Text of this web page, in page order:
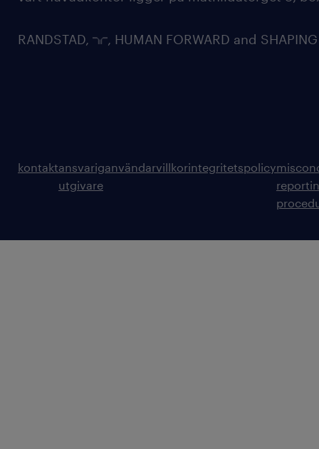
RANDSTAD, , HUMAN FORWARD and
kontaktansvarig
utgivare
användarvillkorintegritetspolicy